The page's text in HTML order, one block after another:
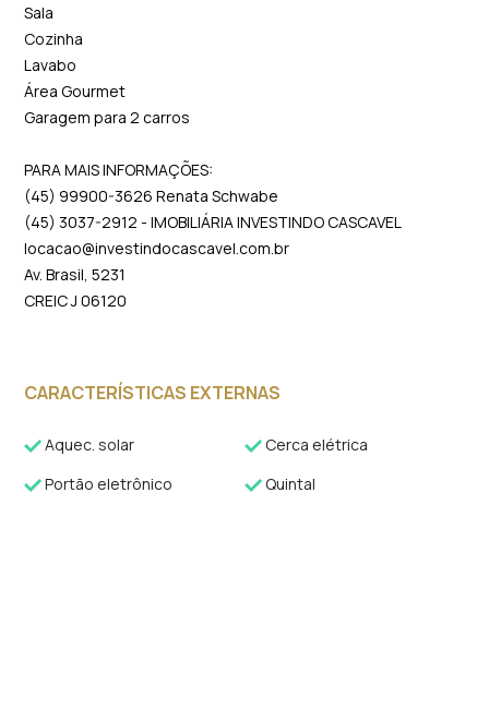
Sala
Cozinha
Lavabo
Área Gourmet
Garagem para 2 carros
PARA MAIS INFORMAÇÕES:
(45) 99900-3626 Renata Schwabe
(45) 3037-2912 - IMOBILIÁRIA INVESTINDO CASCAVEL
locacao@investindocascavel.com.br
Av. Brasil, 5231
CREIC J 06120
CARACTERÍSTICAS EXTERNAS
Aquec. solar
Cerca elétrica
Portão eletrônico
Quintal